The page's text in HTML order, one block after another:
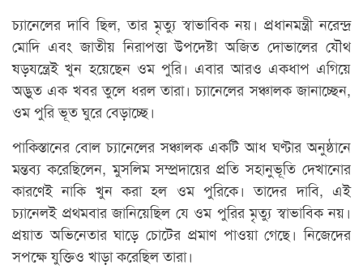
চ্যানেলের দাবি ছিল, তার মৃত্যু স্বাভাবিক নয়। প্রধানমন্ত্রী নরেন্দ্র
মোদি এবং জাতীয় নিরাপত্তা উপদেষ্টা অজিত দোভালের যৌথ
ষড়যন্ত্রেই খুন হয়েছেন ওম পুরি। এবার আরও একধাপ এগিয়ে
অদ্ভুত এক খবর তুলে ধরল তারা। চ্যানেলের সঞ্চালক জানাচ্ছেন,
ওম পুরি ভূত ঘুরে বেড়াচ্ছে।
পাকিস্তানের বোল চ্যানেলের সঞ্চালক একটি আধ ঘণ্টার অনুষ্ঠানে
মন্তব্য করেছিলেন, মুসলিম সম্প্রদায়ের প্রতি সহানুভূতি দেখানোর
কারণেই নাকি খুন করা হল ওম পুরিকে। তাদের দাবি, এই
চ্যানেলই প্রথমবার জানিয়েছিল যে ওম পুরির মৃত্যু স্বাভাবিক নয়।
প্রয়াত অভিনেতার ঘাড়ে চোটের প্রমাণ পাওয়া গেছে। নিজেদের
সপক্ষে যুক্তিও খাড়া করেছিল তারা।